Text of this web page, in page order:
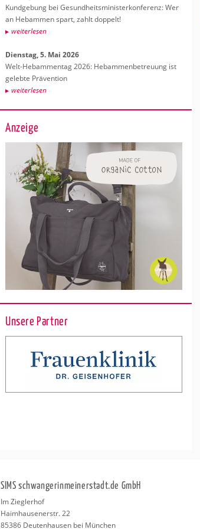
Kund­ge­bung bei Ge­sund­heits­mi­nis­ter­kon­fe­renz: Wer
an Heb­am­men spart, zahlt dop­pelt!
wei­ter­le­sen
Diens­tag, 5. Mai 2026
Welt-Heb­am­men­tag 2026: Heb­am­men­be­treu­ung ist
ge­leb­te Prä­ven­ti­on
wei­ter­le­sen
Anzeige
Unsere Partner
SIMS schwangerinmeinerstadt.de GmbH
Im Zieglerhof
Haimhausenerstr. 22
85386 Deutenhausen bei München